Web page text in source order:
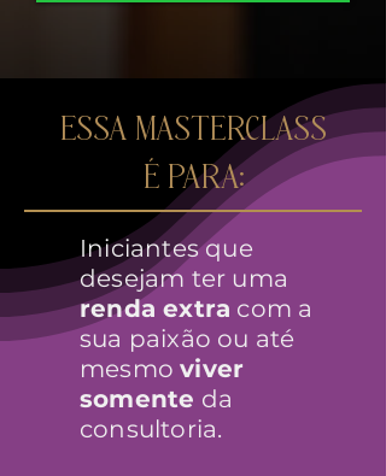
ESSA MASTERCLASS
É PARA:
Iniciantes que
desejam ter uma
renda extra com a
sua paixão ou até
mesmoviver
somente da
consultoria.